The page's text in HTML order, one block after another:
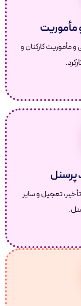
مأموریت کارکنان و
پرسنل
تعجیل و سایر